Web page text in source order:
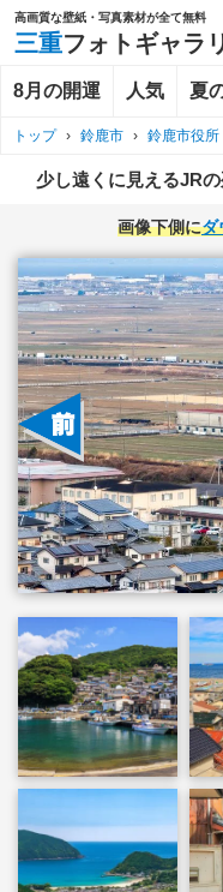
高画質な壁紙・写真素材が全て無料
三重フォトギャラ
8月の開運 人気 夏
トップ › 鈴鹿市 › 鈴鹿市役
少し遠くに見えるJR
画像下側にダ